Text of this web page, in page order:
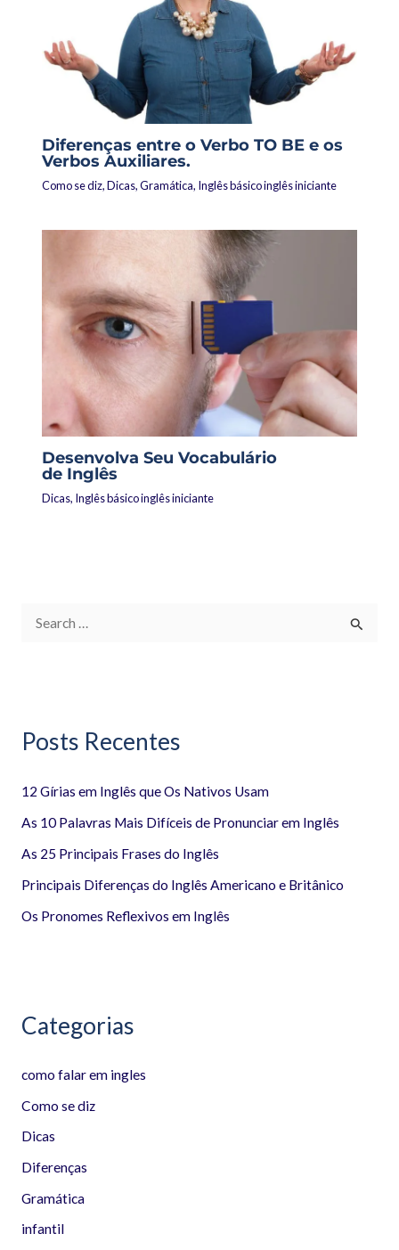
Diferenças entre o Verbo TO BE e os
Verbos Auxiliares.
Como se diz,Dicas,Gramática, Inglês básico inglês iniciante
Desenvolva Seu Vocabulário
de Inglês
Dicas, Inglês básico inglês iniciante
u
s
a
r
Posts Recentes
12 Gírias em Inglês que Os Nativos Usam
As 10 Palavras Mais Difíceis de Pronunciar em Inglês
As 25 Principais Frases do Inglês
Principais Diferenças do Inglês Americano e Britânico
Os Pronomes Reflexivos em Inglês
Categorias
como falar em ingles
Como se diz
Dicas
Diferenças
Gramática
infantil